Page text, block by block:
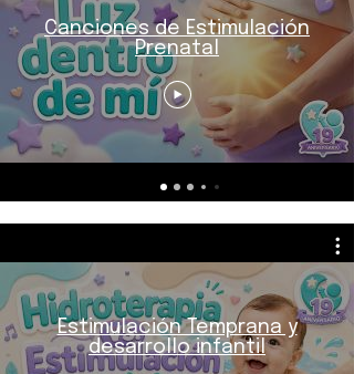
Canciones de Estimulación
Prenatal
Estimulación Temprana y
desarrollo infantil